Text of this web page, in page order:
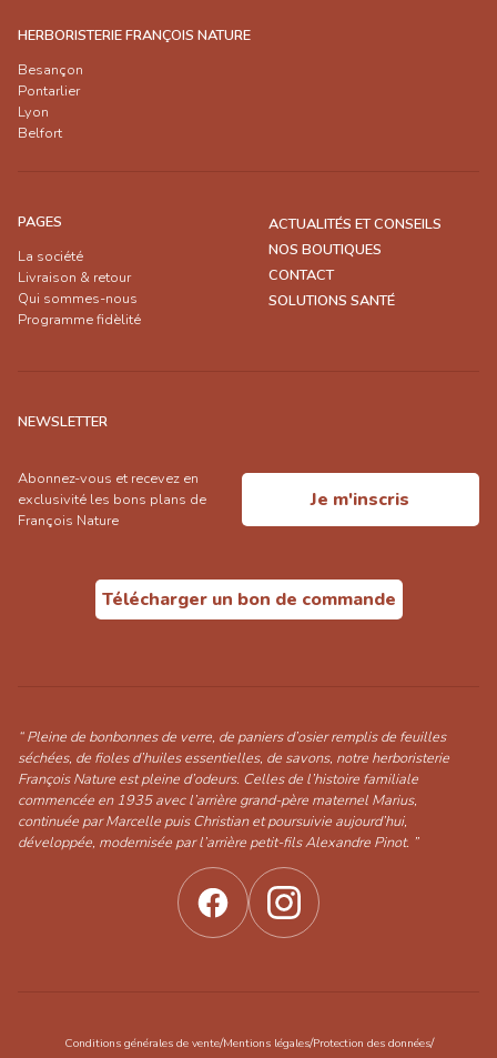
HERBORISTERIE FRANÇOIS NATURE
Besançon
Pontarlier
Lyon
Belfort
PAGES
La société
Livraison & retour
Qui sommes-nous
Programme fidèlité
ACTUALITÉS ET CONSEILS
NOS BOUTIQUES
CONTACT
SOLUTIONS SANTÉ
NEWSLETTER
Abonnez-vous et recevez en
exclusivité les bons plans de
François Nature
Je m'inscris
Télécharger un bon de commande
“ Pleine de bonbonnes de verre, de paniers d’osier remplis de feuilles
séchées, de fioles d’huiles essentielles, de savons, notre herboristerie
François Nature est pleine d’odeurs. Celles de l’histoire familiale
commencée en 1935 avec l’arrière grand-père maternel Marius,
continuée par Marcelle puis Christian et poursuivie aujourd’hui,
développée, modernisée par l’arrière petit-fils Alexandre Pinot. ”
Conditions générales de vente/Mentions légales/Protection des données/